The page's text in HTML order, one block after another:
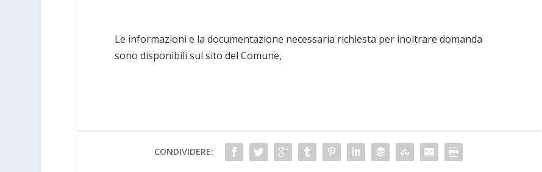
Le informazioni e la documentazione necessaria richiesta per inoltrare domanda
sono disponibili sul sito del Comune,
CONDIVIDERE: